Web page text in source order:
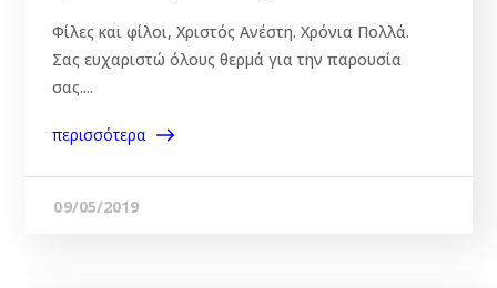
Φίλες και φίλοι, Χριστός Ανέστη. Χρόνια Πολλά.
Σας ευχαριστώ όλους θερμά για την παρουσία
σας....
περισσότερα
09/05/2019